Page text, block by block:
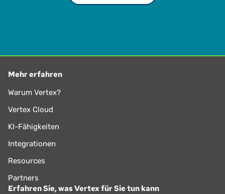
Mehr erfahren
Warum Vertex?
Vertex Cloud
KI-Fähigkeiten
Integrationen
Resources
Partners
Erfahren Sie, was Vertex für Sie tun kann